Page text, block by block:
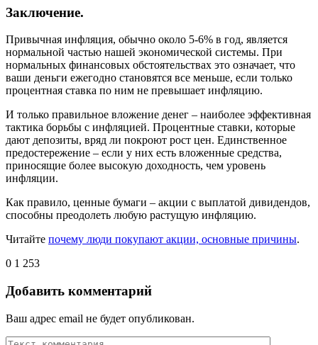
Заключение.
Привычная инфляция, обычно около 5-6% в год, является
нормальной частью нашей экономической системы. При
нормальных финансовых обстоятельствах это означает, что
ваши деньги ежегодно становятся все меньше, если только
процентная ставка по ним не превышает инфляцию.
И только правильное вложение денег – наиболее эффективная
тактика борьбы с инфляцией. Процентные ставки, которые
дают депозиты, вряд ли покроют рост цен. Единственное
предостережение – если у них есть вложенные средства,
приносящие более высокую доходность, чем уровень
инфляции.
Как правило, ценные бумаги – акции с выплатой дивидендов,
способны преодолеть любую растущую инфляцию.
Читайте почему люди покупают акции, основные причины.
0 1 253
Добавить комментарий
Ваш адрес email не будет опубликован.